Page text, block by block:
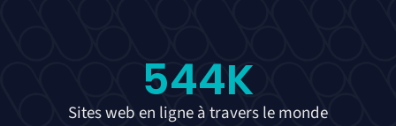
Sites web en ligne à travers le monde
544K